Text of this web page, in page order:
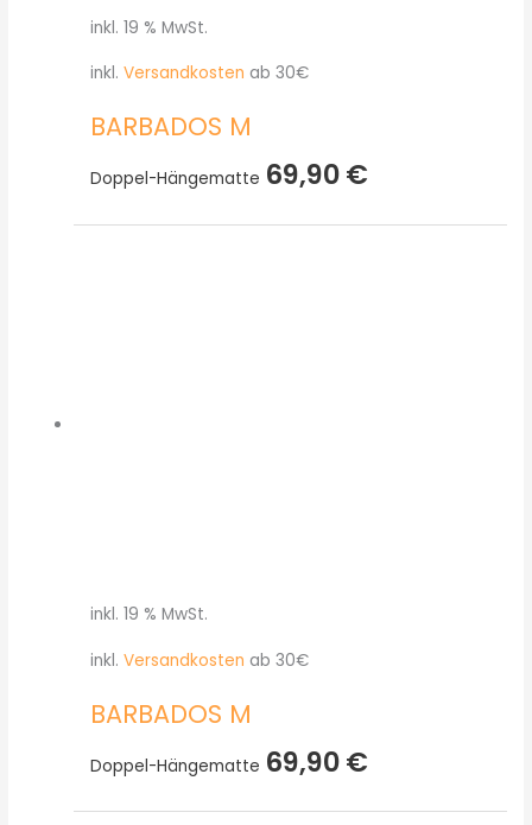
inkl. 19 % MwSt.
inkl. Versandkosten ab 30€
BARBADOS M
Doppel-Hängematte 69,90€
inkl. 19 % MwSt.
inkl. Versandkosten ab 30€
BARBADOS M
Doppel-Hängematte 69,90€